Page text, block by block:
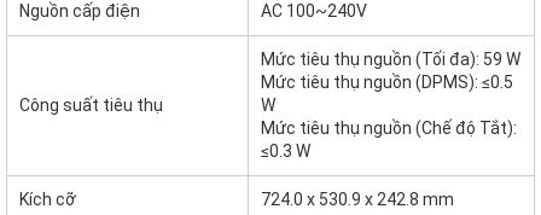
Nguồn cấp điện AC 100~240V
Công suất tiêu thụ
Mức tiêu thụ nguồn (Tối đa): 59 W
Mức tiêu thụ nguồn (DPMS): ≤0.5
W
Mức tiêu thụ nguồn (Chế độ Tắt):
≤0.3 W
Kích cỡ 724.0 x 530.9 x 242.8 mm